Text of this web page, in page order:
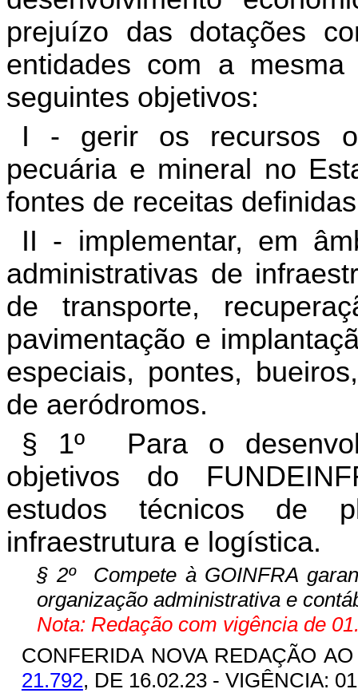
prejuízo das dotações
entidades com a
seguintes objetivos:
I - gerir os recursos
pecuária e mineral no
fontes de receitas
II - implementar, em
administrativas de
de transporte,
pavimentação e
especiais, pontes,
de aeródromos.
§ 1º Para o
objetivos do
estudos técnicos de
infraestrutura e logística.
§ 2º Compete à GOINFRA
organização administrativa e
Nota: Redação com vigência de
CONFERIDA NOVA REDAÇÃO
21.792, DE 16.02.23 - VIGÊNCIA: